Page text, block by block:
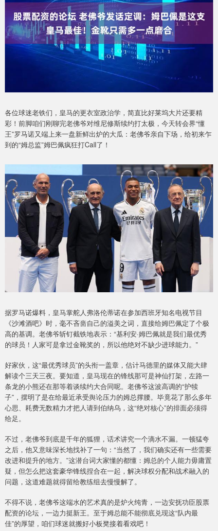
各位球迷老铁们，皇马的更衣室政治学，简直比好莱坞大片还要精
彩！前脚咱们刚聊完老佛爷对维尼修斯续约打太极，今天转会界“懂
王”罗马诺又端上来一盘新鲜出炉的大瓜：老佛爷亲自下场，给初来乍
到的“姆总监”姆巴佩疯狂打Call了！
据罗马诺爆料，皇马掌舵人弗洛伦蒂诺在参加西班牙知名电视节目
《沙滩酒吧》时，毫不吝啬自己的溢美之词，直接给姆巴佩定了个极
高的基调。老佛爷斩钉截铁地表示：“基利安·姆巴佩就是我们最优秀
的球员！人家可是拿过金靴奖的，所以他绝对不缺少进球能力。”
好家伙，这“最优秀球员”的头衔一盖章，估计马德里的媒体又能大肆
解读个三天三夜。要知道，皇马现在的锋线那可是神仙打架，左路一
条龙的小熊还在那等着谈续约大合同呢。老佛爷这波高调的“护犊
子”，摆明了是在给最近承受舆论压力的姆总撑腰。毕竟花了那么多年
心思、耗费无数精力才把人请到伯纳乌，这“绝对核心”的排面必须得
给足。
不过，老佛爷到底是千年的狐狸，话术讲究一个滴水不漏。一顿猛夸
之后，他又意味深长地找补了一句：“当然了，我们确实还有一些需要
改进和提升的地方。”这潜台词大家懂的都懂：姆总的个人能力毋庸置
疑，但怎么把这套豪华锋线捏合在一起，解决球权分配和战术融入的
问题，这道难题就得留给教练组去慢慢解了。
不得不说，老佛爷这端水的艺术真的是炉火纯青，一边安抚功臣股票
配资的论坛，一边力挺新王。至于姆总能不能彻底兑现这“队内最
佳”的厚望，咱们球迷就搬好小板凳接着看戏吧！